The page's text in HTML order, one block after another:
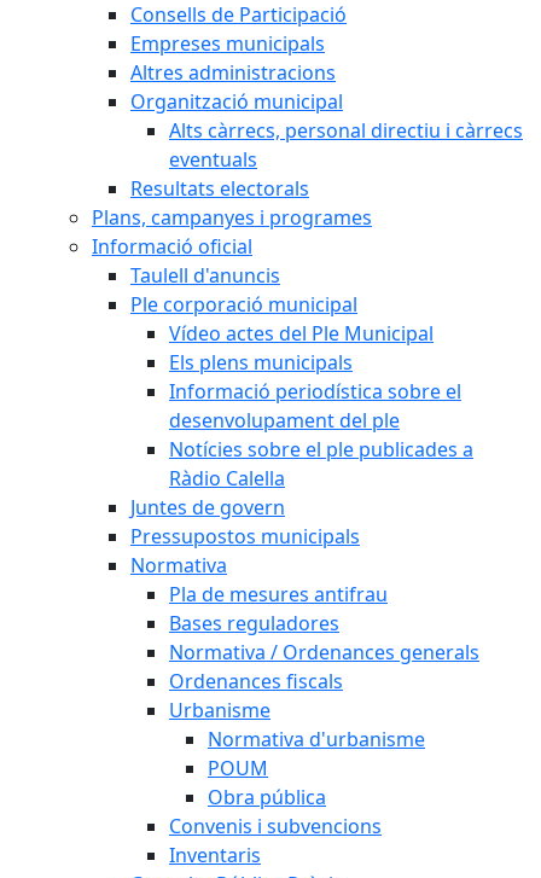
Consells de Participació
Empreses municipals
Altres administracions
Organització municipal
Alts càrrecs, personal directiu i càrrecs
eventuals
Resultats electorals
Plans, campanyes i programes
Informació oficial
Taulell d'anuncis
Ple corporació municipal
Vídeo actes del Ple Municipal
Els plens municipals
Informació periodística sobre el
desenvolupament del ple
Notícies sobre el ple publicades a
Ràdio Calella
Juntes de govern
Pressupostos municipals
Normativa
Pla de mesures antifrau
Bases reguladores
Normativa / Ordenances generals
Ordenances fiscals
Urbanisme
Normativa d'urbanisme
POUM
Obra pública
Convenis i subvencions
Inventaris